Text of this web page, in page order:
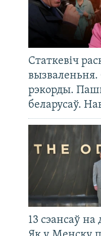
Статкевіч
вызваленьня.
рэкорды.
беларусаў.
13 сэансаў на